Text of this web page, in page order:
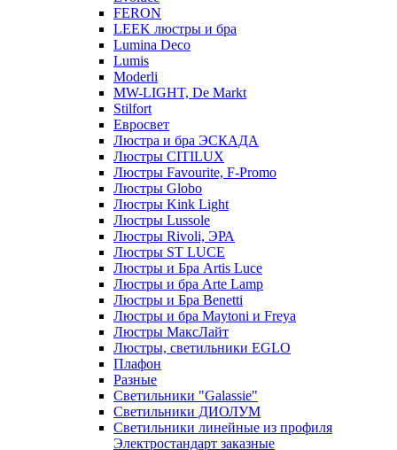
FERON
LEEK люстры и бра
Lumina Deco
Lumis
Moderli
MW-LIGHT, De Markt
Stilfort
Евросвет
Люстра и бра ЭСКАДА
Люстры CITILUX
Люстры Favourite, F-Promo
Люстры Globo
Люстры Kink Light
Люстры Lussole
Люстры Rivoli, ЭРА
Люстры ST LUCE
Люстры и Бра Artis Luce
Люстры и бра Arte Lamp
Люстры и Бра Benetti
Люстры и бра Maytoni и Freya
Люстры МаксЛайт
Люстры, светильники EGLO
Плафон
Разные
Светильники "Galassie"
Светильники ДИОЛУМ
Светильники линейные из профиля
Электростандарт заказные